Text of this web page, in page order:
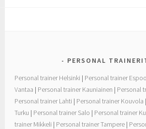
PERSONAL
Personal trainer Helsinki | Personal trainer Espoo
Vantaa | Personal trainer Kauniainen | Personal
Personal trainer Lahti | Personal trainer Kouvola |
Turku | Personal trainer Salo | Personal trainer
trainer Mikkeli | Personal trainer Tampere |